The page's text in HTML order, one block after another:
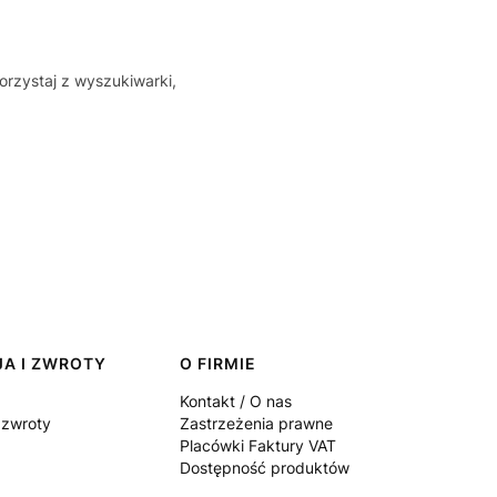
z wyszukiwarki,
I ZWROTY
zwroty
O FIRMIE
Kontakt / O nas
Zastrzeżenia prawne
Placówki Faktury VAT
Dostępność produktów